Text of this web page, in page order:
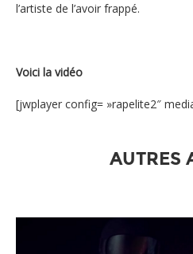
l’artiste de l’avoir frappé.
Voici la vidéo
[jwplayer config= »rapelite2″
AUTRES